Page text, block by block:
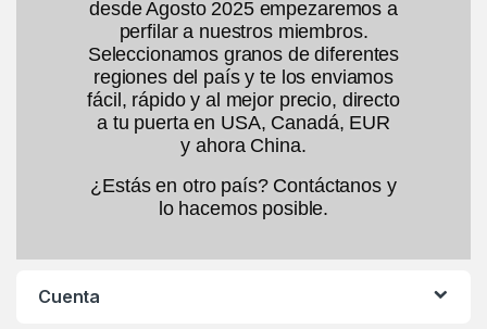
desde Agosto 2025 empezaremos a
perfilar a nuestros miembros.
Seleccionamos granos de diferentes
regiones del país y te los enviamos
fácil, rápido y al mejor precio, directo
a tu puerta en USA, Canadá, EUR
y ahora China.
¿Estás en otro país? Contáctanos y
lo hacemos posible.
Cuenta